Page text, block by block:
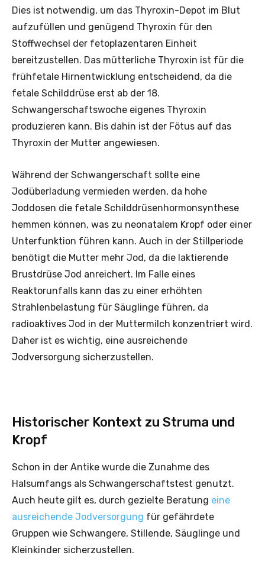
Dies ist notwendig, um das Thyroxin-Depot im Blut
aufzufüllen und genügend Thyroxin für den
Stoffwechsel der fetoplazentaren Einheit
bereitzustellen. Das mütterliche Thyroxin ist für die
frühfetale Hirnentwicklung entscheidend, da die
fetale Schilddrüse erst ab der 18.
Schwangerschaftswoche eigenes Thyroxin
produzieren kann. Bis dahin ist der Fötus auf das
Thyroxin der Mutter angewiesen.
Während der Schwangerschaft sollte eine
Jodüberladung vermieden werden, da hohe
Joddosen die fetale Schilddrüsenhormonsynthese
hemmen können, was zu neonatalem Kropf oder einer
Unterfunktion führen kann. Auch in der Stillperiode
benötigt die Mutter mehr Jod, da die laktierende
Brustdrüse Jod anreichert. Im Falle eines
Reaktorunfalls kann das zu einer erhöhten
Strahlenbelastung für Säuglinge führen, da
radioaktives Jod in der Muttermilch konzentriert wird.
Daher ist es wichtig, eine ausreichende
Jodversorgung sicherzustellen.
Historischer Kontext zu Struma und
Kropf
Schon in der Antike wurde die Zunahme des
Halsumfangs als Schwangerschaftstest genutzt.
Auch heute gilt es, durch gezielte Beratung eine
ausreichende Jodversorgung für gefährdete
Gruppen wie Schwangere, Stillende, Säuglinge und
Kleinkinder sicherzustellen.